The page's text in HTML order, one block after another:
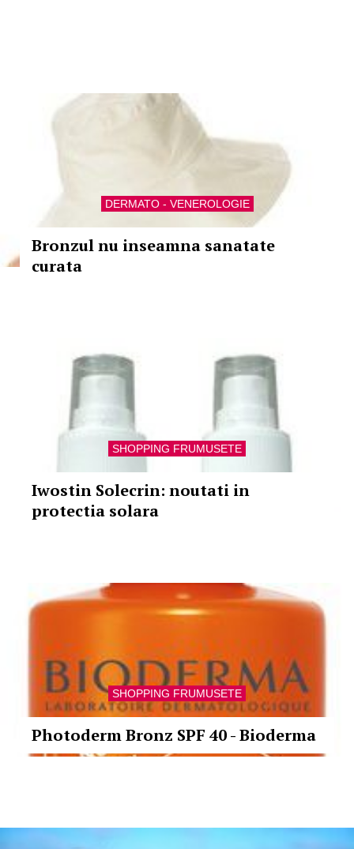
DERMATO - VENEROLOGIE
Bronzul nu inseamna sanatate
curata
SHOPPING FRUMUSETE
Iwostin Solecrin: noutati in
protectia solara
SHOPPING FRUMUSETE
Photoderm Bronz SPF 40 - Bioderma